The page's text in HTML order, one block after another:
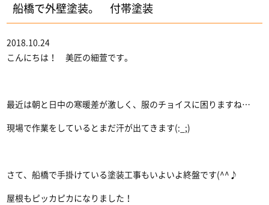
船橋で外壁塗装。 付帯塗装
2018.10.24
こんにちは！ 美匠の細萱です。
最近は朝と日中の寒暖差が激しく、服のチョイスに困りますね…
現場で作業をしているとまだ汗が出てきます(:_;)
さて、船橋で手掛けている塗装工事もいよいよ終盤です(^^♪
屋根もピッカピカになりました！